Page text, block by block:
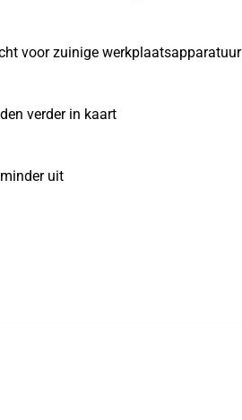
voor zuinige werkplaatsapparatuur
verder in kaart
uit